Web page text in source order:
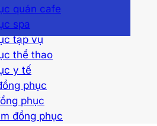
quán cafe
spa
tạp vụ
thể thao
y tế
phục
phục
đồng phục